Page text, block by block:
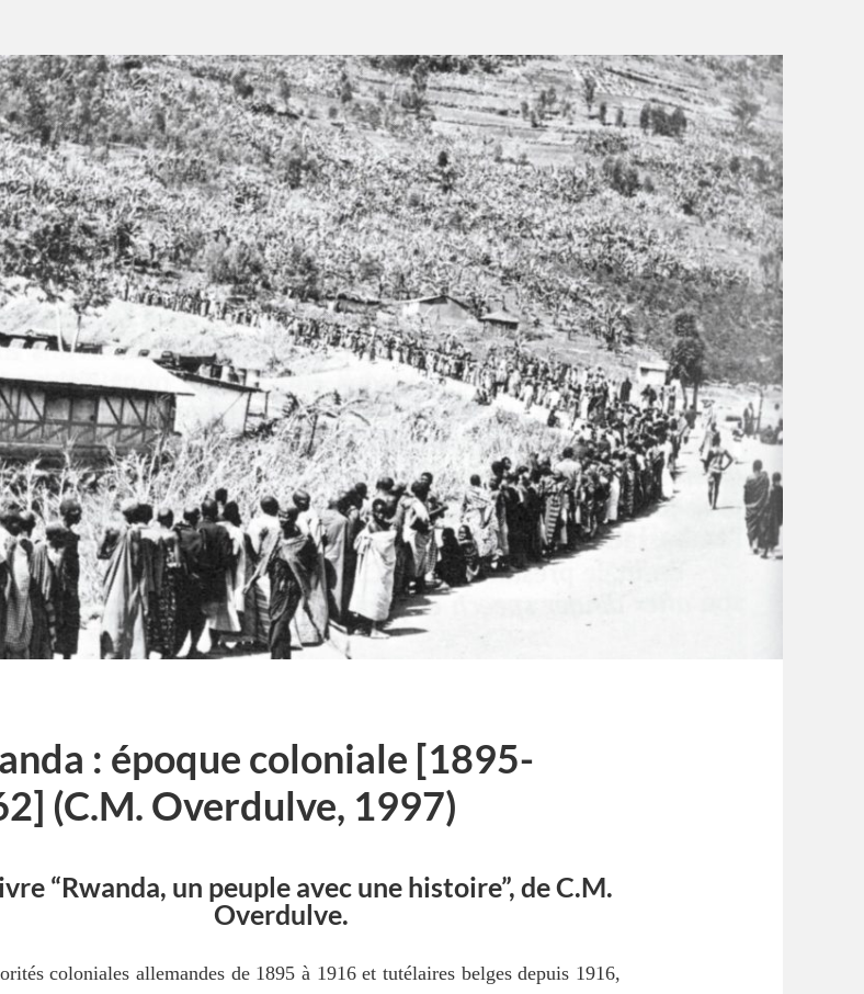
: époque coloniale [1895-
(C.M. Overdulve, 1997)
“Rwanda, un peuple avec une histoire”, de C.M.
Overdulve.
coloniales allemandes de 1895 à 1916 et tutélaires belges depuis 1916,